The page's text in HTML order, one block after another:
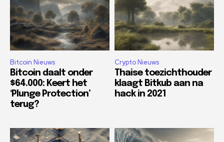
Bitcoin Nieuws
Bitcoin daalt onder
$64.000: Keert het
‘Plunge Protection’
terug?
Crypto Nieuws
Thaise toezichthouder
klaagt Bitkub aan na
hack in 2021